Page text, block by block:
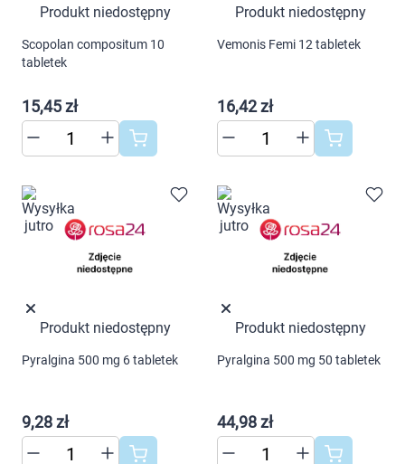
Produkt niedostępny
Scopolan compositum 10
tabletek
15,45 zł
Produkt niedostępny
Vemonis Femi 12 tabletek
16,42 zł
Produkt niedostępny
Pyralgina 500 mg 6 tabletek
9,28 zł
Produkt niedostępny
Pyralgina 500 mg 50 tabletek
44,98 zł